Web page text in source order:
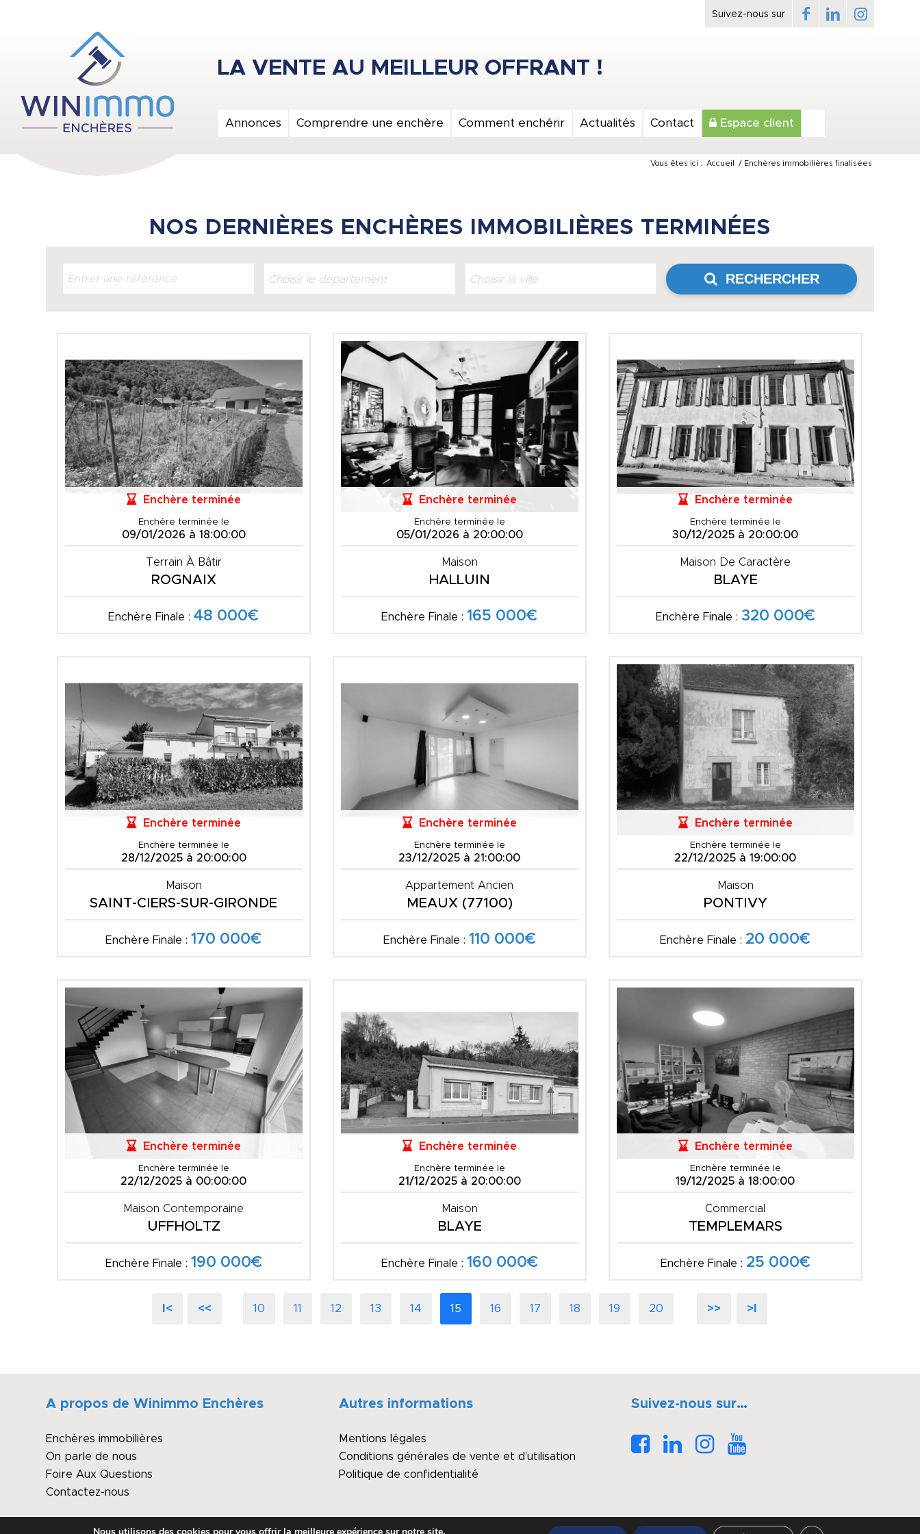
Annonces Comprendre une enchère Comment enchérir Actualités Contact Espace client
Vous êtes ici : Accueil / Enchères immobilières finalisées
NOS DERNIÈRES ENCHÈRES IMMOBILIÈRES TERMINÉES
RECHERCHER
Enchère terminée
Enchère terminée le
09/01/2026 à 18:00:00
Terrain À Bâtir
ROGNAIX
Enchère Finale :48 000€
Enchère terminée
Enchère terminée le
05/01/2026 à 20:00:00
Maison
HALLUIN
Enchère Finale : 165 000€
Enchère terminée
Enchère terminée le
30/12/2025 à 20:00:00
Maison De Caractère
BLAYE
Enchère Finale : 320 000€
Enchère terminée
Enchère terminée le
28/12/2025 à 20:00:00
Maison
SAINT-CIERS-SUR-GIRONDE
Enchère Finale : 170 000€
Enchère terminée
Enchère terminée le
23/12/2025 à 21:00:00
Appartement Ancien
MEAUX (77100)
Enchère Finale : 110 000€
Enchère terminée
Enchère terminée le
22/12/2025 à 19:00:00
Maison
PONTIVY
Enchère Finale : 20 000€
Enchère terminée
Enchère terminée le
22/12/2025 à 00:00:00
Maison Contemporaine
UFFHOLTZ
Enchère Finale : 190 000€
Enchère terminée
Enchère terminée le
21/12/2025 à 20:00:00
Maison
BLAYE
Enchère Finale : 160 000€
Enchère terminée
Enchère terminée le
19/12/2025 à 18:00:00
Commercial
TEMPLEMARS
Enchère Finale : 25 000€
I< << 10 11 12 13 14 15 16 17 18 19 20 >> >I
A propos de Winimmo Enchères
Enchères immobilières
On parle de nous
Foire Aux Questions
Contactez-nous
Autres informations
Mentions légales
Conditions générales de vente et d’utilisation
Politique de confidentialité
Suivez-nous sur…